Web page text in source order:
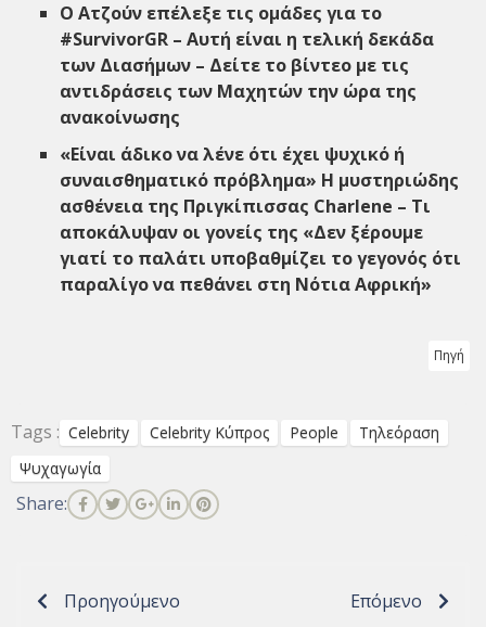
Ο Ατζούν επέλεξε τις ομάδες για το
#SurvivorGR – Αυτή είναι η τελική δεκάδα
των Διασήμων – Δείτε το βίντεο με τις
αντιδράσεις των Μαχητών την ώρα της
ανακοίνωσης
«Είναι άδικο να λένε ότι έχει ψυχικό ή
συναισθηματικό πρόβλημα» Η μυστηριώδης
ασθένεια της Πριγκίπισσας Charlene – Τι
αποκάλυψαν οι γονείς της «Δεν ξέρουμε
γιατί το παλάτι υποβαθμίζει το γεγονός ότι
παραλίγο να πεθάνει στη Νότια Αφρική»
Πηγή
Tags : Celebrity Celebrity Κύπρος People
Τηλεόραση
Ψυχαγωγία
Share:
Προηγούμενο Επόμενο